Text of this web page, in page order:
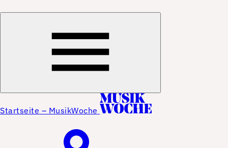
Startseite – MusikWoche